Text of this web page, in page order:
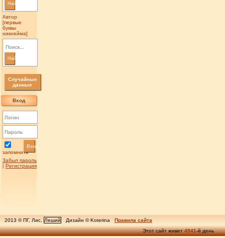
Найти
Автор
[первые
буквы
никнейма]
Найти
Случайные
данные
Вход
запомнить
Вход
Забыл пароль
| Регистрация
2013 © ПГ, Лис, Леший Дизайн © Koterina
Правила сайта
Этот сайт живет4941-й день